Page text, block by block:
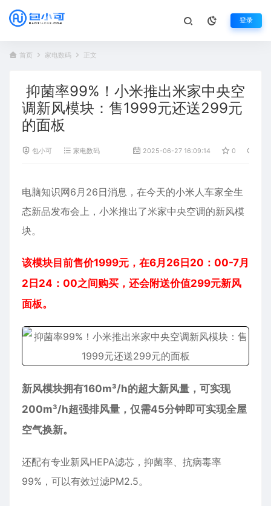
登录
首页 家电数码 正文
抑菌率99%！小米推出米家中央空
调新风模块：售1999元还送299元
的面板
包小可 家电数码 2025-06-27 16:09:14 0
电脑知识网6月26日消息，在今天的小米 人车家全生
态新品发布会上，小米推出了米家中央空调的新风模
块。
该模块目前售价1999元，在6月26日20：00-7月
2日24：00之间购买，还会附送价值299元新风
面板。
新风模块拥有160m³/h的超大新风量，可实现
200m³/h超强排风量，仅需45分钟即可实现全屋
空气换新。
还配有专业新风HEPA滤芯，抑菌率、抗病毒率
99%，可以有效过滤PM2.5。